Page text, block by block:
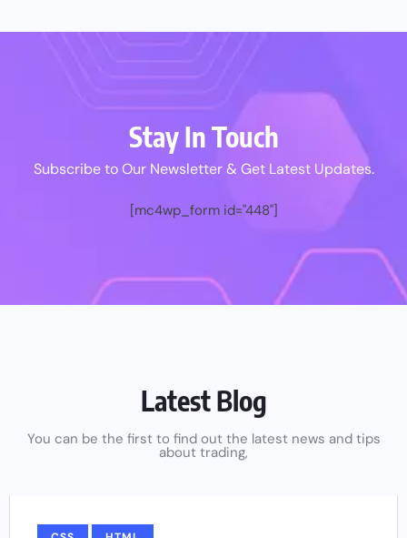
Stay In Touch
Subscribe to Our Newsletter & Get Latest Updates.
[mc4wp_form id="448"]
Latest Blog
You can be the first to find out the latest news and tips
about trading,